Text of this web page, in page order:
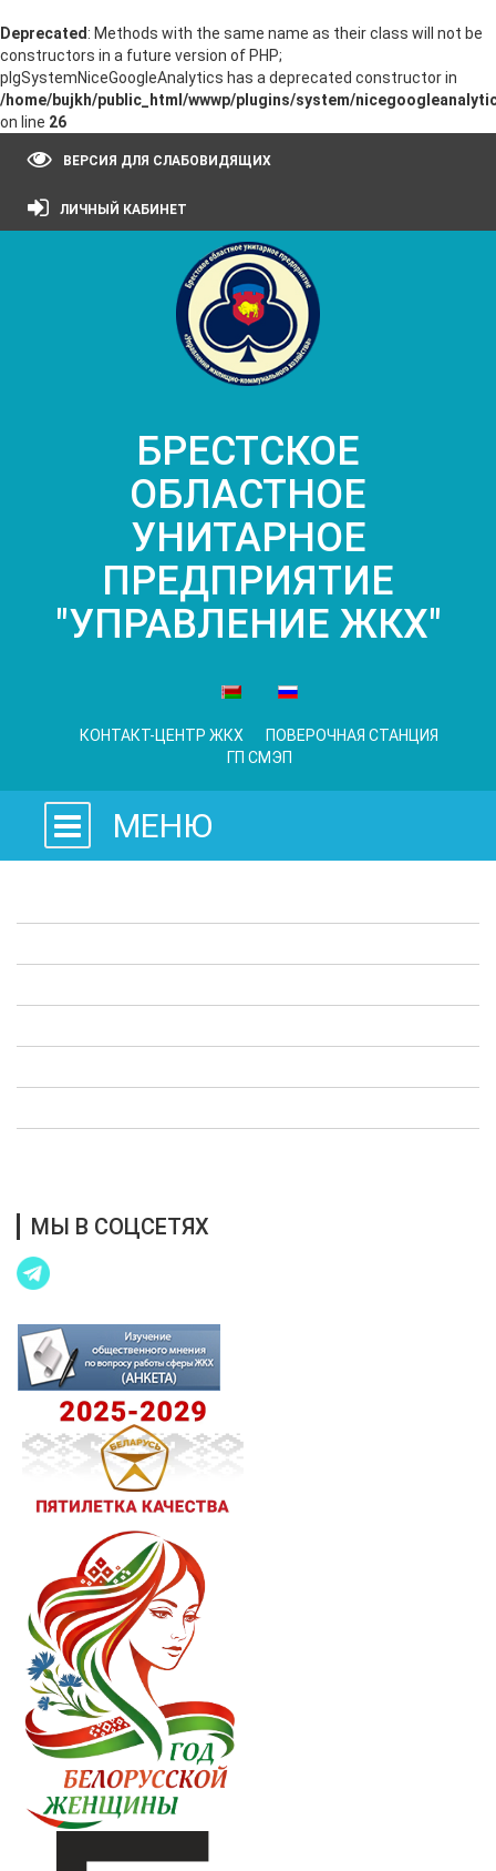
Deprecated : Methods with the same name as their class will not be
constructors in a future version of PHP;
plgSystemNiceGoogleAnalytics has a deprecated constructor in
/home/bujkh/public_html/wwwp/plugins/system/
on line 26
ВЕРСИЯ ДЛЯ СЛАБОВИДЯЩИХ
ЛИЧНЫЙ КАБИНЕТ
БРЕСТСКОЕ
ОБЛАСТНОЕ
УНИТАРНОЕ
ПРЕДПРИЯТИЕ
"УПРАВЛЕНИЕ ЖКХ"
КОНТАКТ-ЦЕНТР ЖКХ
ПОВЕРОЧНАЯ СТАНЦИЯ
ГП СМЭП
МЕНЮ
МЫ В СОЦСЕТЯХ